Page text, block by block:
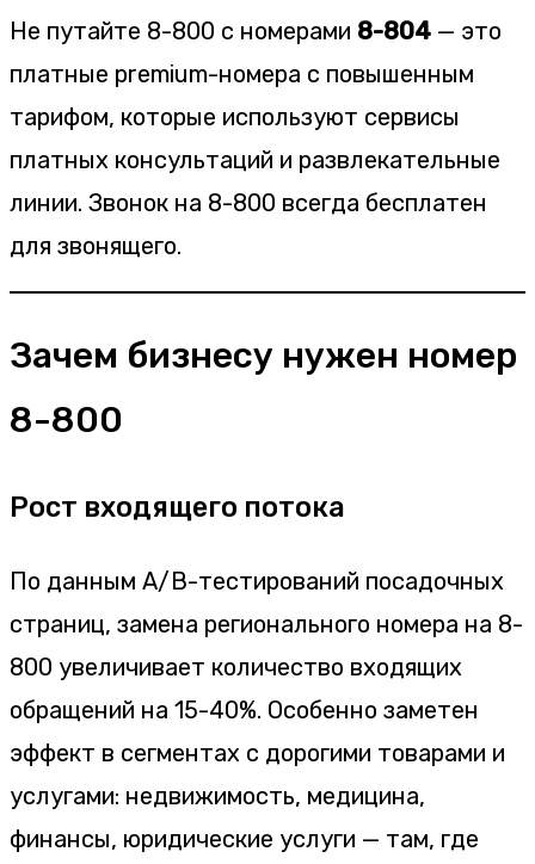
Не путайте 8-800 с номерами 8-804 — это
платные premium-номера с повышенным
тарифом, которые используют сервисы
платных консультаций и развлекательные
линии. Звонок на 8-800 всегда бесплатен
для звонящего.
Зачем бизнесу нужен номер
8-800
Рост входящего потока
По данным A/B-тестирований посадочных
страниц, замена регионального номера на 8-
800 увеличивает количество входящих
обращений на 15-40%. Особенно заметен
эффект в сегментах с дорогими товарами и
услугами: недвижимость, медицина,
финансы, юридические услуги — там, где